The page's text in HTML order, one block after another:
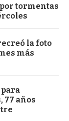
tormentas
la foto
más
para
77 años